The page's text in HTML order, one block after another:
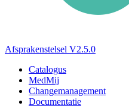
Afsprakenstelsel V2.5.0
Catalogus
MedMij
Changemanagement
Documentatie